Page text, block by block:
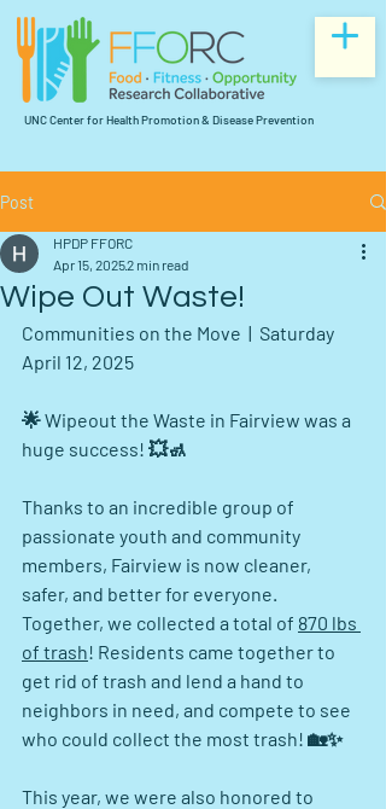
UNC Center for Health Promotion & Disease Prevention
Post
Wipe Out Waste!
HPDP FFORC
Apr 15, 20252 min read
Communities on the Move  |  Saturday
April 12, 2025
🌟 Wipeout the Waste in Fairview was a
huge success! 💥🚮
Thanks to an incredible group of
passionate youth and community
members, Fairview is now cleaner,
safer, and better for everyone.
Together, we collected a total of 870 lbs
of trash! Residents came together to
get rid of trash and lend a hand to
neighbors in need, and compete to see
who could collect the most trash! 🏡✨
This year, we were also honored to